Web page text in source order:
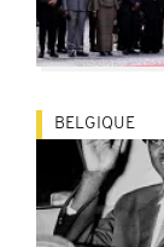
BELGIQUE